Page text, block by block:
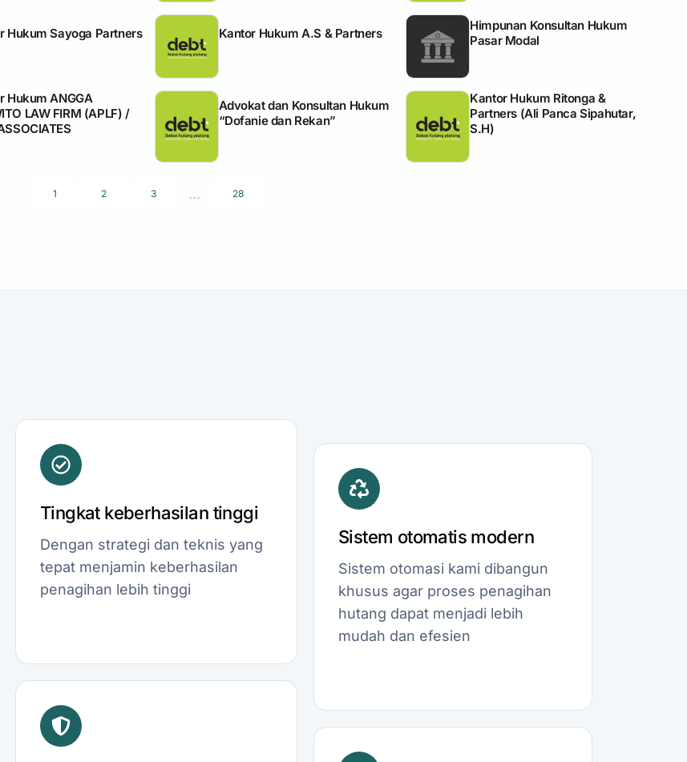
Hukum Sayoga Partners Kantor Hukum A.S & Partners
Himpunan Konsultan Hukum
Pasar Modal
Hukum ANGGA
LAW FIRM (APLF) /
Advokat dan Konsultan Hukum
“Dofanie dan Rekan”
Kantor Hukum Ritonga &
Partners (Ali Panca Sipahutar,
S.H)
1 2 3 ... 28
Tingkat keberhasilan tinggi
Dengan strategi dan teknis yang
tepat menjamin keberhasilan
penagihan lebih tinggi
Sistem otomatis modern
Sistem otomasi kami dibangun
khusus agar proses penagihan
hutang dapat menjadi lebih
mudah dan efesien